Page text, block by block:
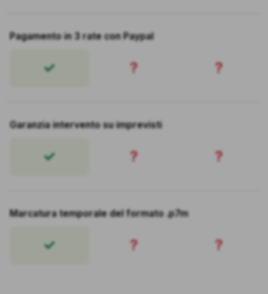
Pagamento in 3 rate con Paypal
? ?
Garanzia intervento su imprevisti
? ?
Marcatura temporale del formato .p7m
? ?